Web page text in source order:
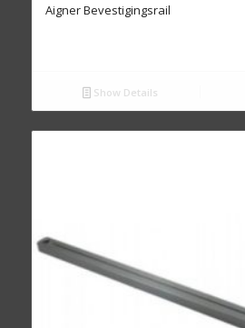
Aigner Bevestigingsrail
Show Details